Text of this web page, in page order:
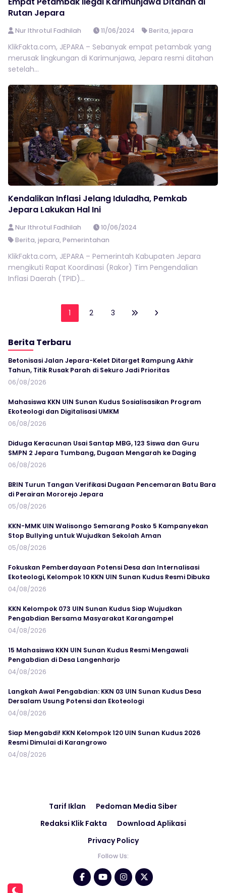
Rutan Jepara
Nur Ithrotul Fadhilah 11/06/2024 Berita,jepara
KlikFakta.com, JEPARA – Sebanyak empat petambak yang
merusak lingkungan di Karimunjawa, Jepara resmi ditahan
setelah...
Kendalikan Inflasi Jelang Iduladha, Pemkab
Jepara Lakukan Hal Ini
Nur Ithrotul Fadhilah
10/06/2024
Berita, jepara, Pemerintahan
KlikFakta.com, JEPARA – Pemerintah Kabupaten Jepara
mengikuti Rapat Koordinasi (Rakor) Tim Pengendalian
Inflasi Daerah (TPID)...
1 2 3
Berita Terbaru
Betonisasi Jalan Jepara-Kelet Ditarget Rampung Akhir
Tahun, Titik Rusak Parah di Sekuro Jadi Prioritas
06/08/2026
Mahasiswa KKN UIN Sunan Kudus Sosialisasikan Program
Ekoteologi dan Digitalisasi UMKM
06/08/2026
Diduga Keracunan Usai Santap MBG, 123 Siswa dan Guru
SMPN 2 Jepara Tumbang, Dugaan Mengarah ke Daging
06/08/2026
BRIN Turun Tangan Verifikasi Dugaan Pencemaran Batu Bara
di Perairan Mororejo Jepara
05/08/2026
KKN-MMK UIN Walisongo Semarang Posko 5 Kampanyekan
Stop Bullying untuk Wujudkan Sekolah Aman
05/08/2026
Fokuskan Pemberdayaan Potensi Desa dan Internalisasi
Ekoteologi, Kelompok 10 KKN UIN Sunan Kudus Resmi Dibuka
04/08/2026
KKN Kelompok 073 UIN Sunan Kudus Siap Wujudkan
Pengabdian Bersama Masyarakat Karangampel
04/08/2026
15 Mahasiswa KKN UIN Sunan Kudus Resmi Mengawali
Pengabdian di Desa Langenharjo
04/08/2026
Langkah Awal Pengabdian: KKN 03 UIN Sunan Kudus Desa
Dersalam Usung Potensi dan Ekoteologi
04/08/2026
Siap Mengabdi! KKN Kelompok 120 UIN Sunan Kudus 2026
Resmi Dimulai di Karangrowo
04/08/2026
Tarif Iklan
Pedoman Media Siber
Redaksi Klik Fakta
Download Aplikasi
Privacy Policy
Follow Us: